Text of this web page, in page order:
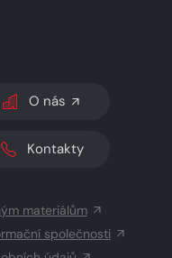
SVĚTLÝ/TMAVÝ REŽIM
O nás
Kontakty
materiálům
společnosti